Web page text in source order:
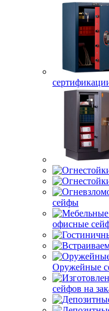
сейфы
офисные
Оружейные
сейфов на